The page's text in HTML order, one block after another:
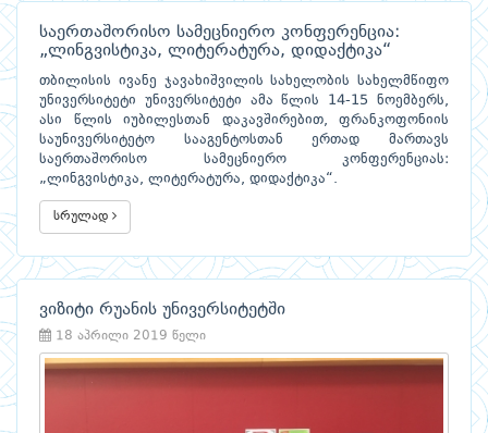
საერთაშორისო სამეცნიერო კონფერენცია:
„ლინგვისტიკა, ლიტერატურა, დიდაქტიკა“
თბილისის ივანე ჯავახიშვილის სახელობის სახელმწიფო
უნივერსიტეტი უნივერსიტეტი ამა წლის 14-15 ნოემბერს,
ასი წლის იუბილესთან დაკავშირებით, ფრანკოფონიის
საუნივერსიტეტო სააგენტოსთან ერთად მართავს
საერთაშორისო სამეცნიერო კონფერენციას:
„ლინგვისტიკა, ლიტერატურა, დიდაქტიკა“.
სრულად
ვიზიტი რუანის უნივერსიტეტში
18 აპრილი 2019 წელი